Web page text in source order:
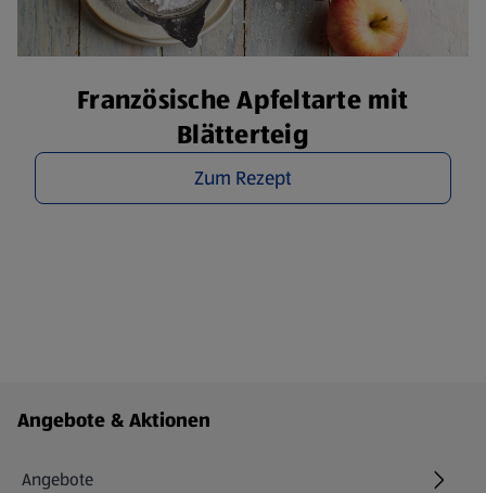
Französische Apfeltarte mit
Blätterteig
Zum Rezept
Fußzeilenmenü - weitere Links
Angebote & Aktionen
Angebote